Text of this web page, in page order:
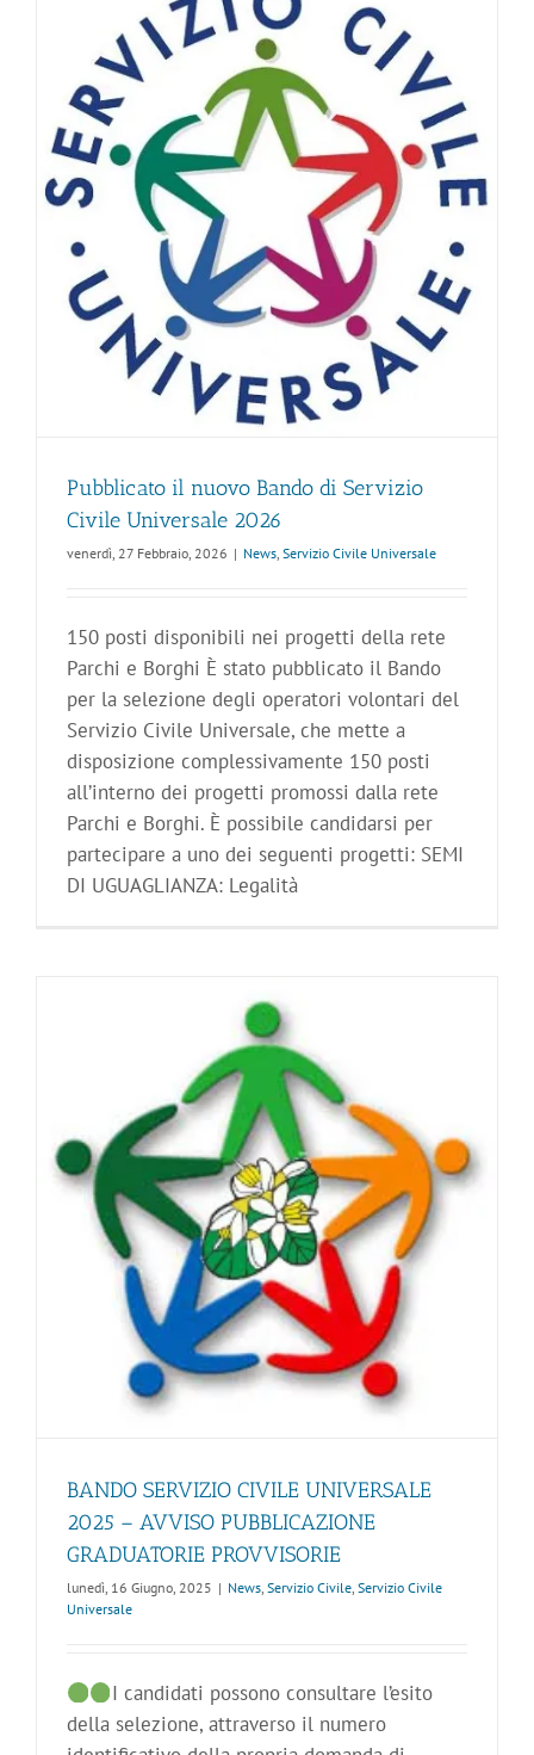
Pubblicato il nuovo Bando di Servizio
Civile Universale 2026
venerdì, 27 Febbraio, 2026 | News, Servizio Civile Universale
150 posti disponibili nei progetti della rete
Parchi e Borghi È stato pubblicato il Bando
per la selezione degli operatori volontari del
Servizio Civile Universale, che mette a
disposizione complessivamente 150 posti
all’interno dei progetti promossi dalla rete
Parchi e Borghi. È possibile candidarsi per
partecipare a uno dei seguenti progetti: SEMI
DI UGUAGLIANZA: Legalità
BANDO SERVIZIO CIVILE UNIVERSALE
2025 – AVVISO PUBBLICAZIONE
GRADUATORIE PROVVISORIE
lunedì, 16 Giugno, 2025 | News, Servizio Civile, Servizio Civile
Universale
I candidati possono consultare l’esito
della selezione, attraverso il numero